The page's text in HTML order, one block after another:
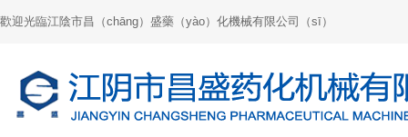
歡迎光臨江陰市昌（chāng）盛藥（yào）化機械有限公司（sī）